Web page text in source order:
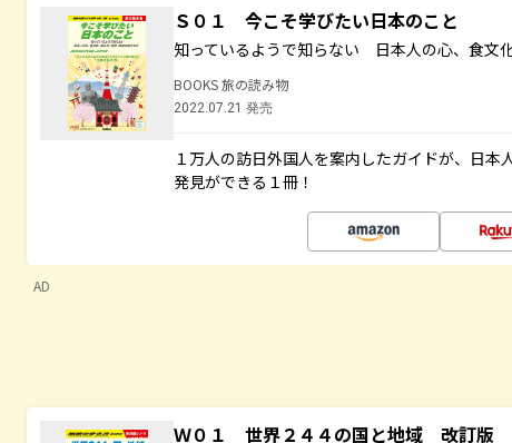
Ｓ０１ 今こそ学びたい日本のこと
知っているようで知らない 日本人の心、食文
BOOKS 旅の読み物
2022.07.21 発売
１万人の訪日外国人を案内したガイドが、日
発見ができる１冊！
AD
Ｗ０１ 世界２４４の国と地域 改訂版